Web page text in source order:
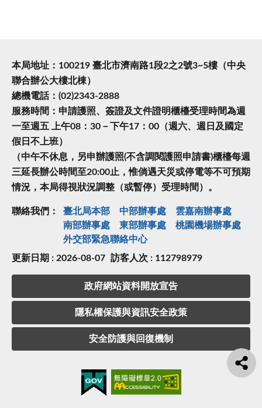
本局地址：100219 臺北市濟南路1段2之2號3~5樓（中央
聯合辦公大樓北棟）
總機電話：(02)2343-2888
服務時間：申請護照、簽證及文件證明櫃檯受理時間為週
一至週五 上午08：30－下午17：00（週六、週日及國定
假日不上班）
（中午不休息，另申辦護照(不含調閱護照申請書)櫃檯每週
三延長辦公時間至20:00止，惟倘遇天災或停電等不可預期
情況，本局得視狀況調整（或暫停）受理時間）。
聯絡我們： 臺北局本部 中部辦事處
雲嘉南辦事處
南部辦事處
東部辦事處
桃園機場辦事處
外交部緊急聯絡中⼼
更新日期 : 2026-08-07 訪客人次 : 112798979
政府網站資料開放宣告
隱私權保護與資訊安全政策
安全防護與回復機制